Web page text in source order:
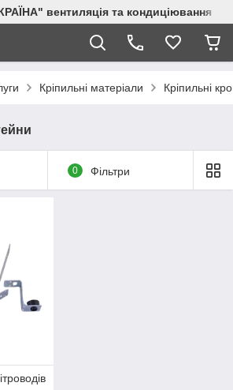
вентиляція та кондиціювання
Кріпильні матеріали Кріпильні
0 Фільтри